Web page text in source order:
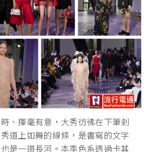
、揮毫有意，大秀彷彿在下筆剎
道上如舞的線條，是書寫的文字
是一道長河。本季色系透過卡其